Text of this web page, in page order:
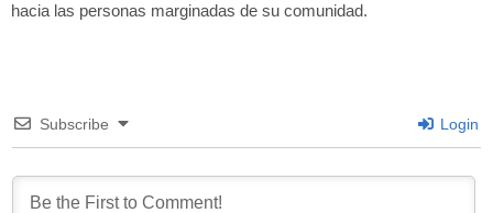
hacia las personas marginadas de su comunidad.
Subscribe Login